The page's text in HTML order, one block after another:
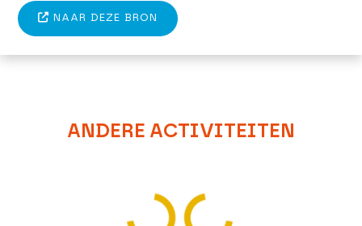
NAAR DEZE BRON
ANDERE ACTIVITEITEN